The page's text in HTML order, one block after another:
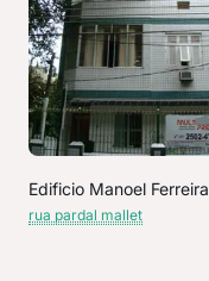
Edificio Manoel
rua pardal mallet